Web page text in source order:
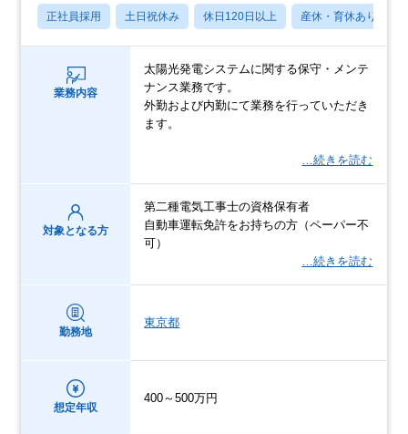
正社員採用 土日祝休み 休日120日以上 産休・育休あり
業務内容
太陽光発電システムに関する保守・メンテ
ナンス業務です。
外勤および内勤にて業務を行っていただき
ます。
…続きを読む
対象となる方
第二種電気工事士の資格保有者
自動車運転免許をお持ちの方（ペーパー不
可）
…続きを読む
勤務地
東京都
想定年収
400～500万円